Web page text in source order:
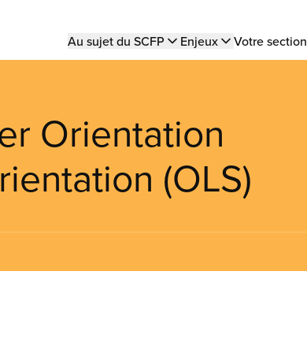
Main
Au sujet du SCFP Enjeux Votre
Orientation
(OLS)